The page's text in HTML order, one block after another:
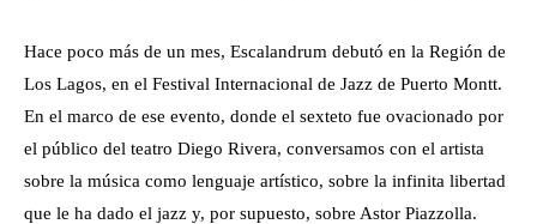
Hace poco más de un mes, Escalandrum debutó en la Región de
Los Lagos, en el Festival Internacional de Jazz de Puerto Montt.
En el marco de ese evento, donde el sexteto fue ovacionado por
el público del teatro Diego Rivera, conversamos con el artista
sobre la música como lenguaje artístico, sobre la infinita libertad
que le ha dado el jazz y, por supuesto, sobre Astor Piazzolla.